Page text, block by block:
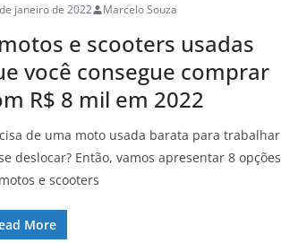
janeiro de 2022 Marcelo Souza
e scooters usadas
você consegue comprar
R$ 8 mil em 2022
de uma moto usada barata para trabalhar
deslocar? Então, vamos apresentar 8 opções
e scooters
More